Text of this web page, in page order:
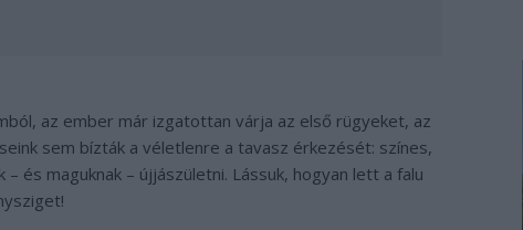
az ember már izgatottan várja az első rügyeket, az
sem bízták a véletlenre a tavasz érkezését: színes,
és maguknak – újjászületni. Lássuk, hogyan lett a falu